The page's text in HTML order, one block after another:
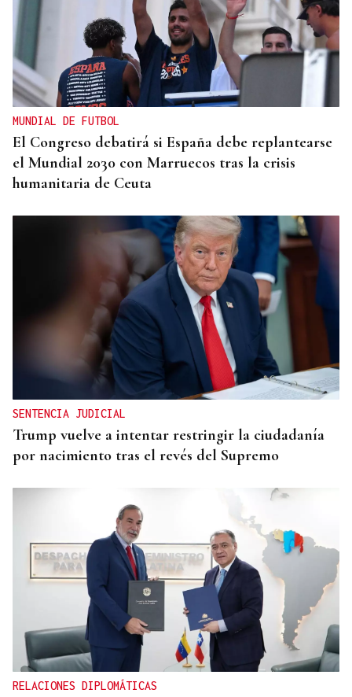
MUNDIAL DE FUTBOL
El Congreso debatirá si España debe replantearse
el Mundial 2030 con Marruecos tras la crisis
humanitaria de Ceuta
SENTENCIA JUDICIAL
Trump vuelve a intentar restringir la ciudadanía
por nacimiento tras el revés del Supremo
RELACIONES DIPLOMÁTICAS